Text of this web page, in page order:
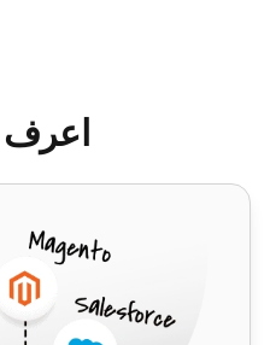
اعرف
hMailServer